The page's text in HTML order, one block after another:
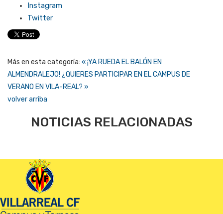
Instagram
Twitter
Más en esta categoría: « ¡YA RUEDA EL BALÓN EN
ALMENDRALEJO! ¿QUIERES PARTICIPAR EN EL CAMPUS DE
VERANO EN VILA-REAL? »
volver arriba
NOTICIAS RELACIONADAS